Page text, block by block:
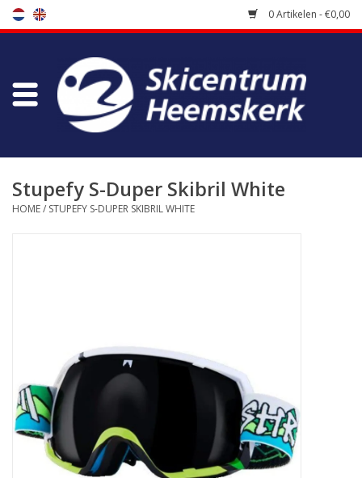
0 Artikelen - €0,00
Winkel
Bootfitting
Stupefy S-Duper Skibril White
HOME/ STUPEFY S-DUPER SKIBRIL WHITE